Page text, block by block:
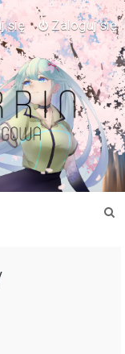
Zaloguj się
się